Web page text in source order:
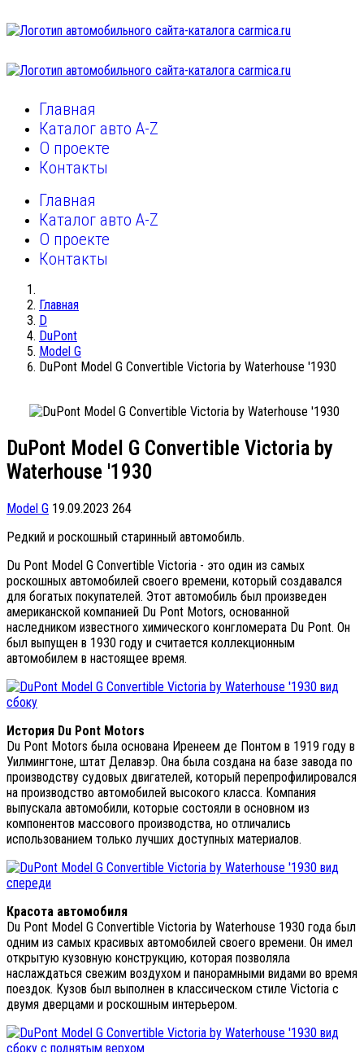
Главная
Каталог авто A-Z
О проекте
Контакты
Главная
Каталог авто A-Z
О проекте
Контакты
Главная
D
DuPont
Model G
DuPont Model G Convertible Victoria by Waterhouse '1930
DuPont Model G Convertible Victoria by
Waterhouse '1930
Model G 19.09.2023 264
Редкий и роскошный старинный автомобиль.
Du Pont Model G Convertible Victoria - это один из самых
роскошных автомобилей своего времени, который создавался
для богатых покупателей. Этот автомобиль был произведен
американской компанией Du Pont Motors, основанной
наследником известного химического конгломерата Du Pont. Он
был выпущен в 1930 году и считается коллекционным
автомобилем в настоящее время.
История Du Pont Motors
Du Pont Motors была основана Иренеем де Понтом в 1919 году в
Уилмингтоне, штат Делавэр. Она была создана на базе завода по
производству судовых двигателей, который перепрофилировался
на производство автомобилей высокого класса. Компания
выпускала автомобили, которые состояли в основном из
компонентов массового производства, но отличались
использованием только лучших доступных материалов.
Красота автомобиля
Du Pont Model G Convertible Victoria by Waterhouse 1930 года был
одним из самых красивых автомобилей своего времени. Он имел
открытую кузовную конструкцию, которая позволяла
наслаждаться свежим воздухом и панорамными видами во время
поездок. Кузов был выполнен в классическом стиле Victoria с
двумя дверцами и роскошным интерьером.